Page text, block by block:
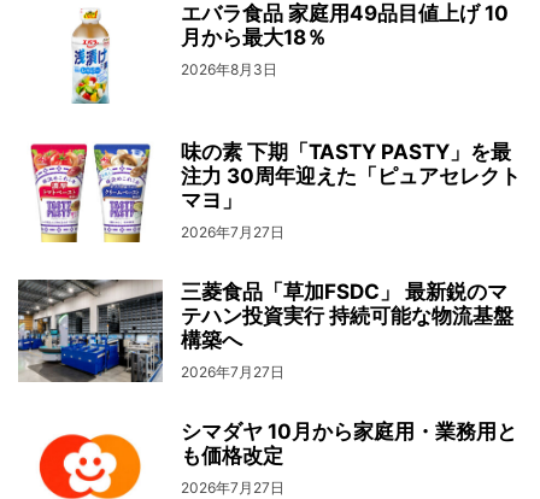
エバラ食品 家庭用49品目値上げ 10
月から最大18％
2026年8月3日
味の素 下期「TASTY PASTY」を最
注力 30周年迎えた「ピュアセレクト
マヨ」
2026年7月27日
三菱食品「草加FSDC」 最新鋭のマ
テハン投資実行 持続可能な物流基盤
構築へ
2026年7月27日
シマダヤ 10月から家庭用・業務用と
も価格改定
2026年7月27日